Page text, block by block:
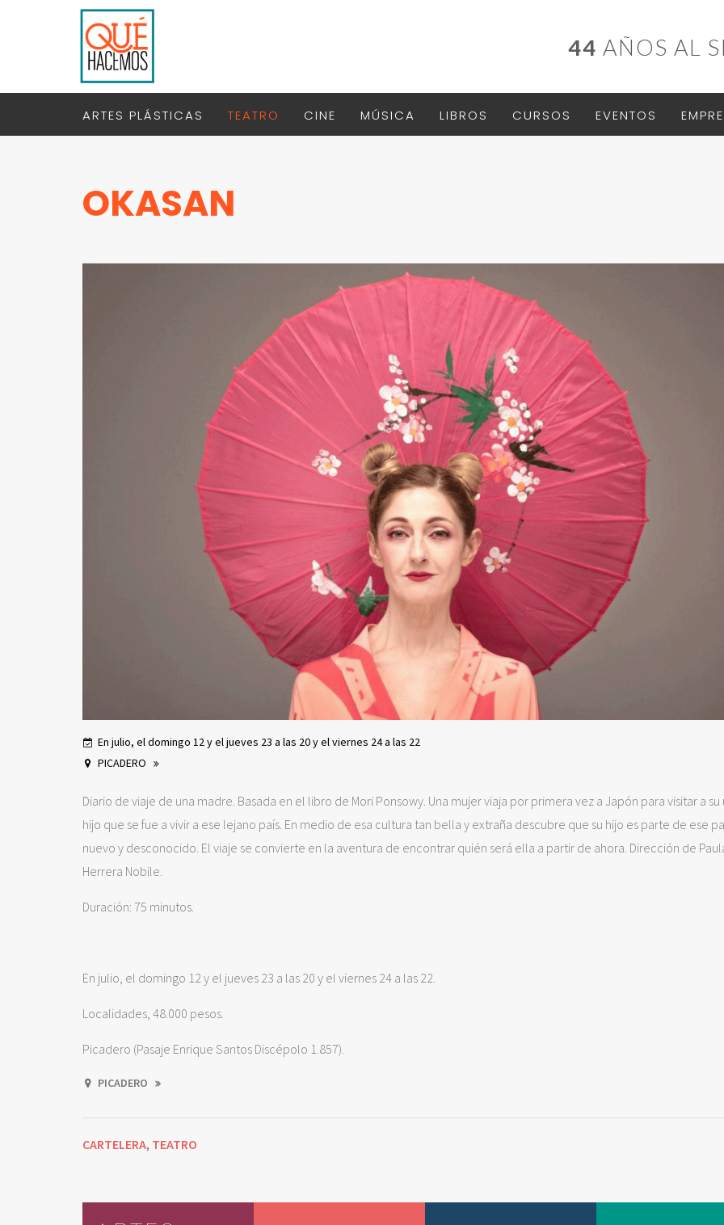
44 AÑOS AL
ARTES PLÁSTICAS TEATRO CINE MÚSICA LIBROS CURSOS EVENTOS
OKASAN
En julio, el domingo 12 y el jueves 23 a las 20 y el viernes 24 a las 22
PICADERO
Diario de viaje de una madre. Basada en el libro de Mori Ponsowy. Una mujer viaja por primera vez a Japón para visitar a su
hijo que se fue a vivir a ese lejano país. En medio de esa cultura tan bella y extraña descubre que su hijo es parte de ese
nuevo y desconocido. El viaje se convierte en la aventura de encontrar quién será ella a partir de ahora. Dirección de
Herrera Nobile.
Duración: 75 minutos.
En julio, el domingo 12 y el jueves 23 a las 20 y el viernes 24 a las 22.
Localidades, 48.000 pesos.
Picadero (Pasaje Enrique Santos Discépolo 1.857).
PICADERO
CARTELERA, TEATRO